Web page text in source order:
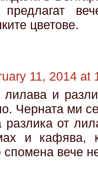
цветове.
11, 2014 at
и
Черната ми
разлика от
и кафява,
спомена вече